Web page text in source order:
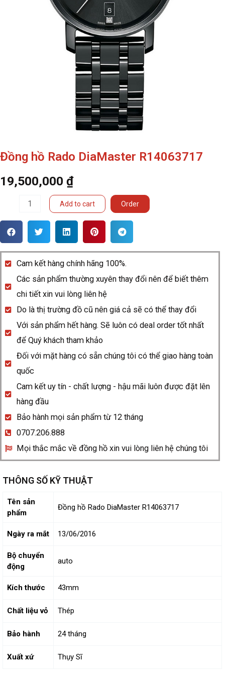
Đồng hồ Rado DiaMaster R14063717
19,500,000 ₫
Rado
R14063717
quantity
Add to cart Order
Cam kết hàng chính hãng 100%.
Các sản phẩm thường xuyên thay đổi nên để biết thêm
chi tiết xin vui lòng liên hệ
Do là thị trường đồ cũ nên giá cả sẽ có thể thay đổi
Với sản phẩm hết hàng. Sẽ luôn có deal order tốt nhất
để Quý khách tham khảo
Đối với mặt hàng có sẵn chúng tôi có thể giao hàng toàn
quốc
Cam kết uy tín - chất lượng - hậu mãi luôn được đặt lên
hàng đầu
Bảo hành mọi sản phẩm từ 12 tháng
0707.206.888
Mọi thắc mắc về đồng hồ xin vui lòng liên hệ chúng tôi
THÔNG SỐ KỸ THUẬT
Tên sản
phẩm
Đồng hồ Rado DiaMaster R14063717
Ngày ra mắt 13/06/2016
Bộ chuyển
động
auto
Kích thước 43mm
Chất liệu vỏ Thép
Bảo hành 24 tháng
Xuất xứ Thụy Sĩ